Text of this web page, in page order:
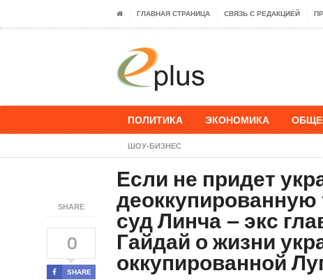
ГЛАВНАЯ СТРАНИЦА СВЯЗЬ С РЕДАКЦИЕЙ
ПОЛИТИКА ЭКОНОМИКА
ШОУ-БИЗНЕС
SHARE
0
SHARE
Если не придет
суд Линча – экс
Гайдай о жизни
оккупированной